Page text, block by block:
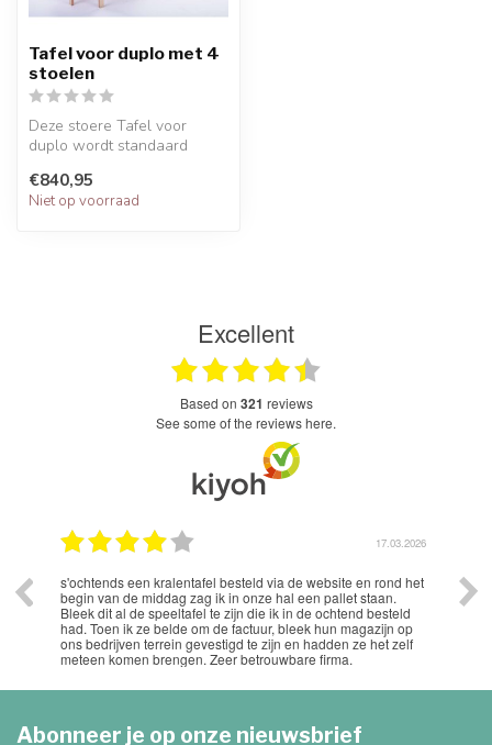
Tafel voor duplo met 4
stoelen
Deze stoere Tafel voor
duplo wordt standaard
een gro...
€840,95
Niet op voorraad
Excellent
based on 321 reviews
see some of the reviews here.
17.03.2026
s'ochtends een kralentafel besteld via de website en rond het
begin van de middag zag ik in onze hal een pallet staan.
Bleek dit al de speeltafel te zijn die ik in de ochtend besteld
had. Toen ik ze belde om de factuur, bleek hun magazijn op
ons bedrijven terrein gevestigd te zijn en hadden ze het zelf
meteen komen brengen. Zeer betrouwbare firma.
Abonneer je op onze nieuwsbrief